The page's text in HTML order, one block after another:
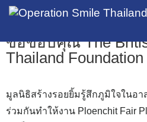
องค์กรที่ร่วมสนับสนุน
ขอขอบคุณ The
Thailand Foundation
มูลนิธิสร้างรอยยิ้มรู้สึกภูมิใจในอ
ร่วมกันทำให้งาน Ploenchit Fair